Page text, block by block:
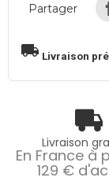
Partager
local_shipping Livraison
Livraison
En France à
129 €